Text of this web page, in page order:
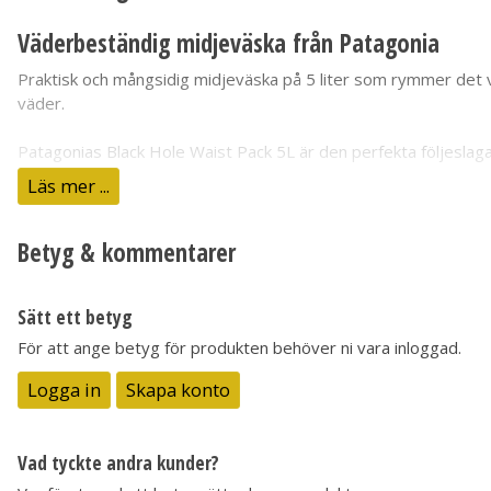
Väderbeständig midjeväska från Patagonia
Praktisk och mångsidig midjeväska på 5 liter som rymmer
väder.
Patagonias Black Hole Waist Pack 5L är den perfekta
har du gott om plats för alla dina småsaker.
sidokompressionsremmarna säkerställer en bekväm
utrustning.
I korthet
Slitstark och väderbeständig
Tillverkad av 100% återvunnet material
Rymligt huvudfack med meshficka
Frontficka med dragkedja
Justerbart midjebälte
Läs mer ...
Betyg & kommentarer
Sätt ett betyg
För att ange betyg för produkten behöver ni vara inloggad.
Logga in Skapa konto
Vad tyckte andra kunder?